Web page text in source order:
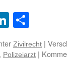
LinkedIn
Zivilrecht |
, Polizeiarzt |